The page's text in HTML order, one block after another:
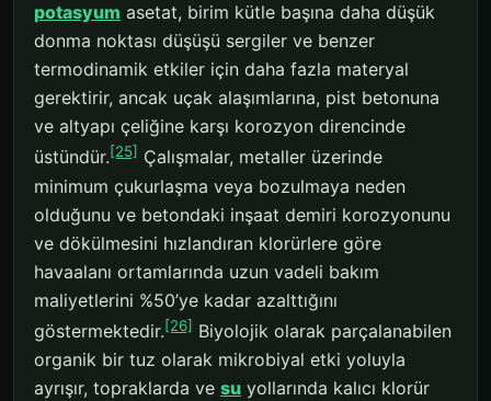
potasyum asetat, birim kütle başına daha düşük
donma noktası düşüşü sergiler ve benzer
termodinamik etkiler için daha fazla materyal
gerektirir, ancak uçak alaşımlarına, pist betonuna
ve altyapı çeliğine karşı korozyon direncinde
üstündür.[25] Çalışmalar, metaller üzerinde
minimum çukurlaşma veya bozulmaya neden
olduğunu ve betondaki inşaat demiri korozyonunu
ve dökülmesini hızlandıran klorürlere göre
havaalanı ortamlarında uzun vadeli bakım
maliyetlerini %50’ye kadar azalttığını
göstermektedir.[26] Biyolojik olarak parçalanabilen
organik bir tuz olarak mikrobiyal etki yoluyla
ayrışır, topraklarda ve su yollarında kalıcı klorür